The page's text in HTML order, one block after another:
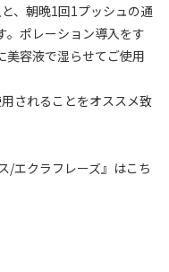
、朝晩1回1プッシュの通
。ポレーション導入をす
美容液で湿らせてご使用
されることをオススメ致
/エクラフレーズ』はこち